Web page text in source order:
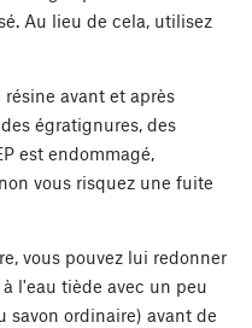
Au lieu de cela, utilisez
avant et après
égratignures, des
est endommagé,
vous risquez une fuite
vous pouvez lui redonner
l'eau tiède avec un peu
savon ordinaire) avant de